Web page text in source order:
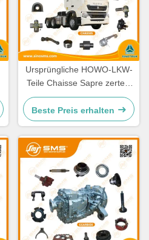
Ursprüngliche HOWO-LKW-
Teile Chaisse Sapre zerteilt
Standardgröße
Beste Preis erhalten